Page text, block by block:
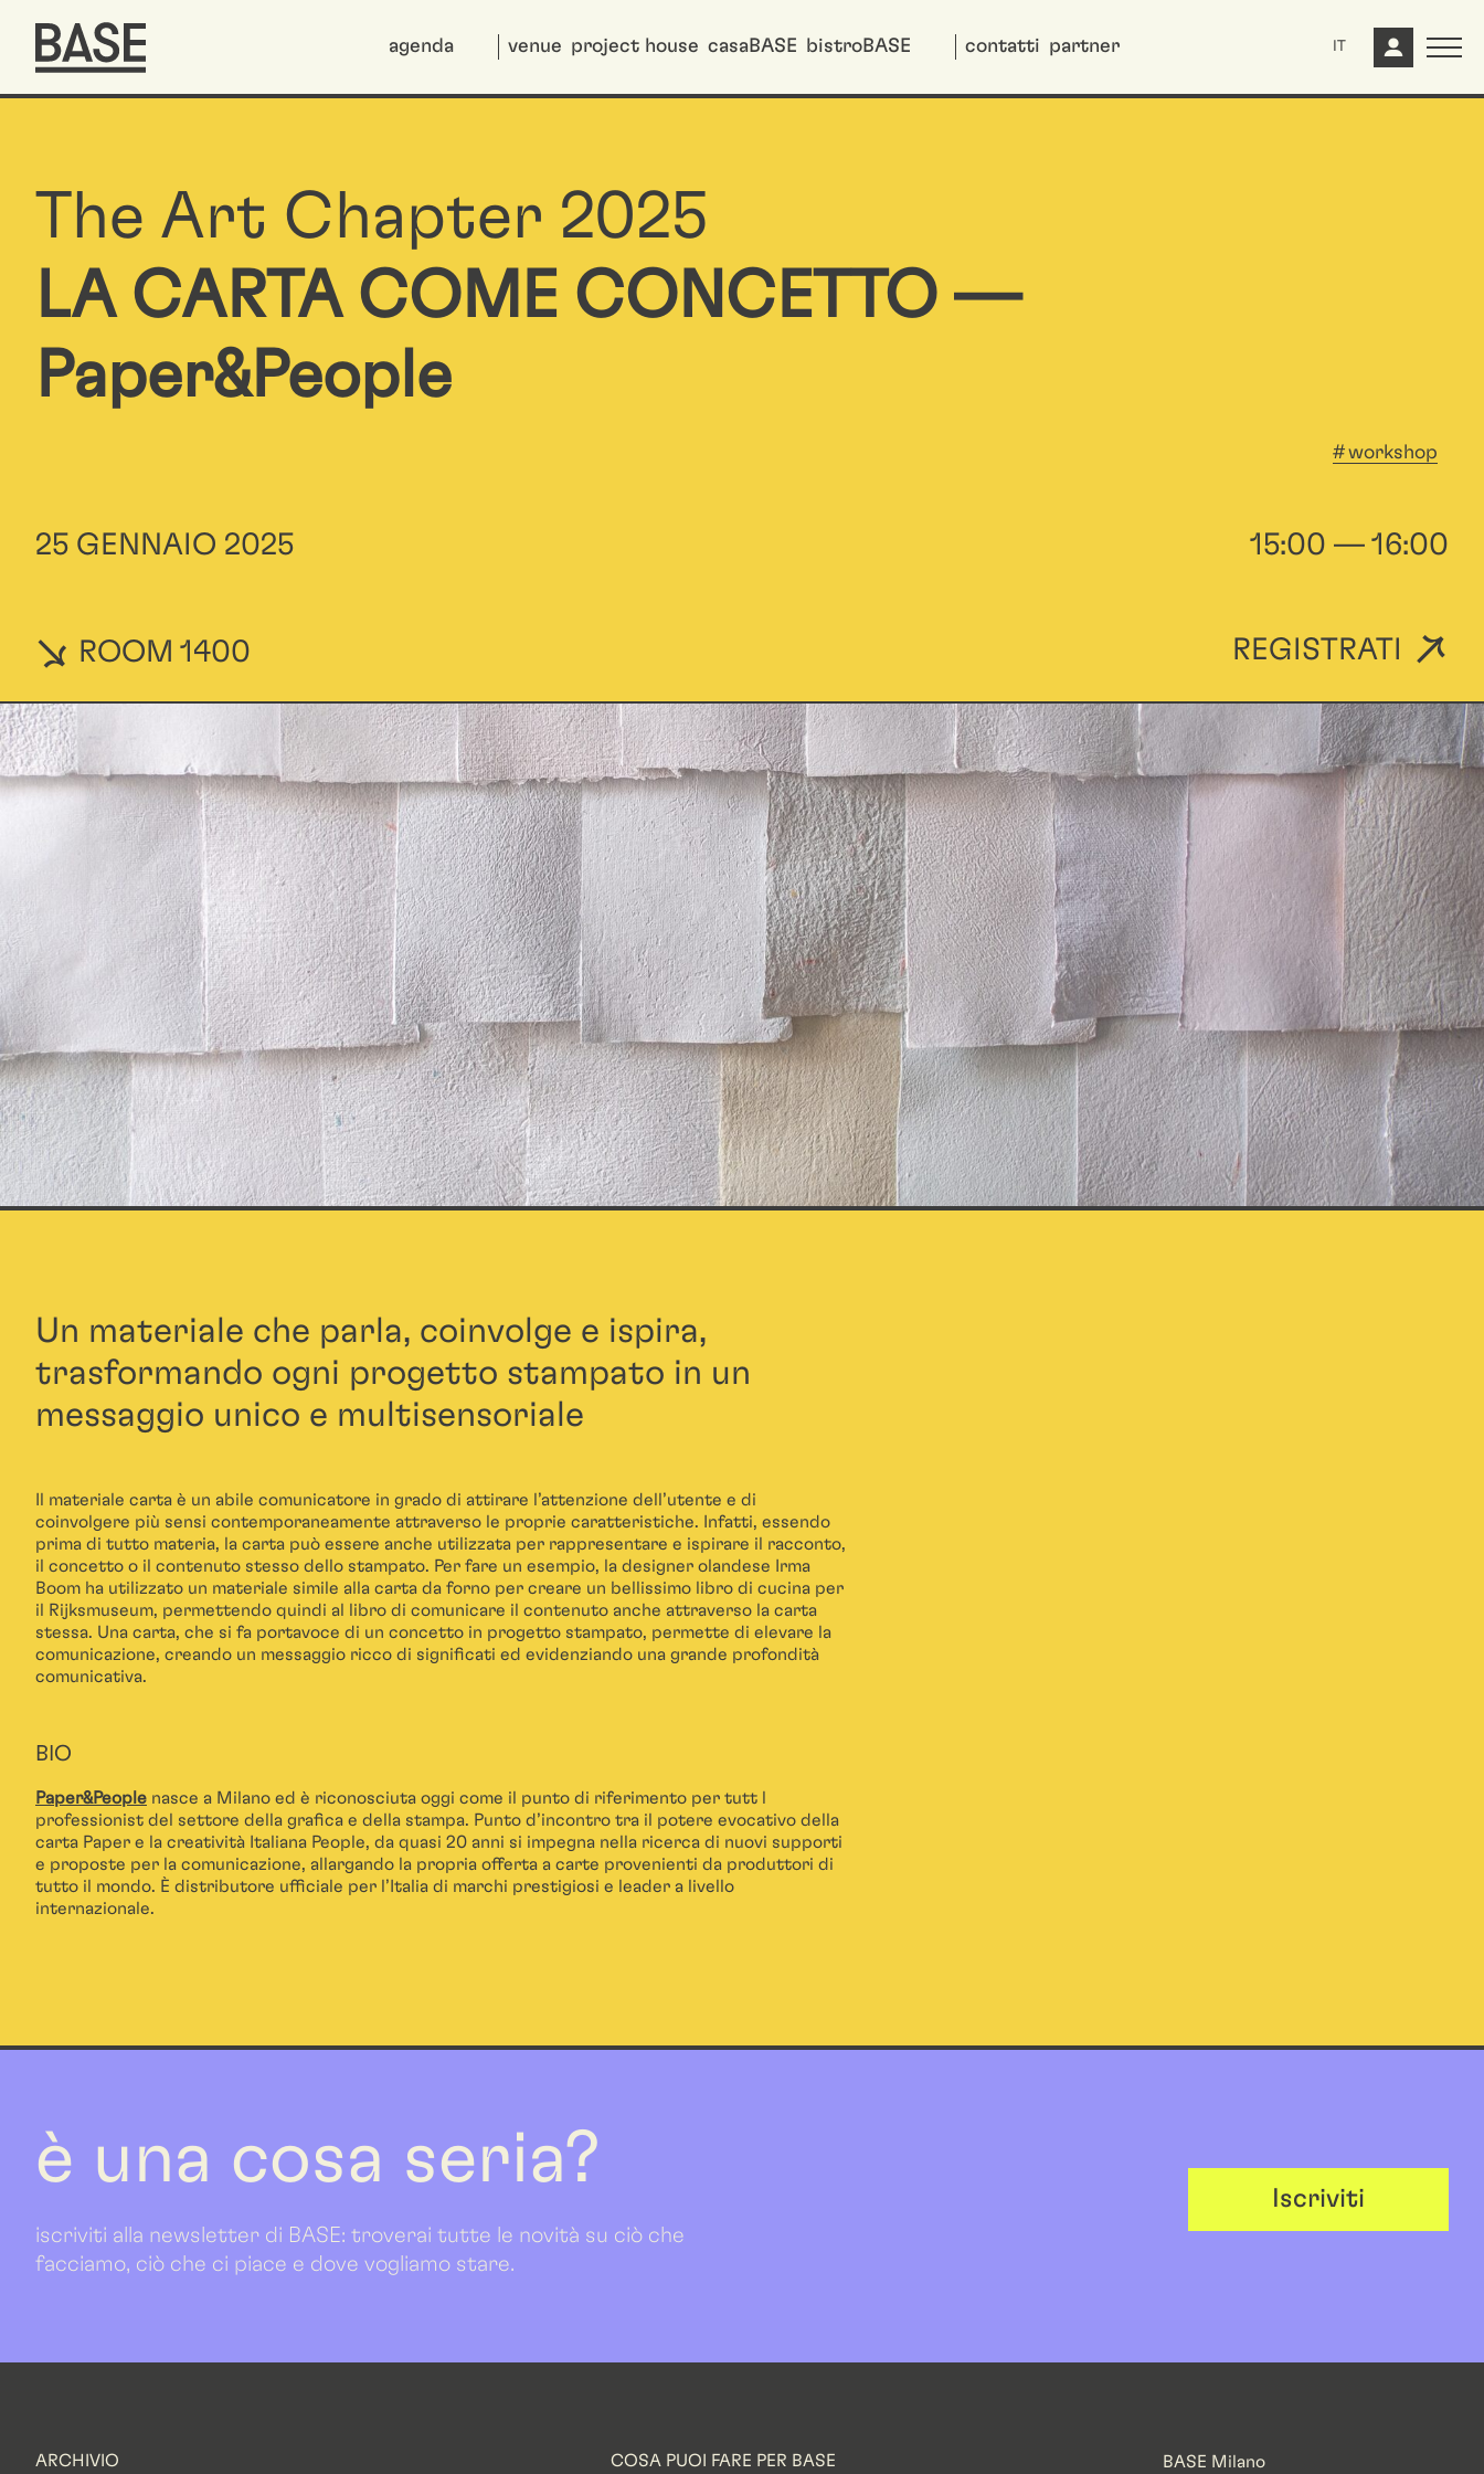
agenda venue project house casaBASE bistroBASE contatti partner IT
The Art Chapter 2025
LA CARTA COME CONCETTO —
Paper&People
workshop
25 GENNAIO 2025 15:00 — 16:00
ROOM 1400 REGISTRATI
Un materiale che parla, coinvolge e ispira,
trasformando ogni progetto stampato in un
messaggio unico e multisensoriale
Il materiale carta è un abile comunicatore in grado di attirare l’attenzione dell’utente e di
coinvolgere più sensi contemporaneamente attraverso le proprie caratteristiche. Infatti, essendo
prima di tutto materia, la carta può essere anche utilizzata per rappresentare e ispirare il racconto,
il concetto o il contenuto stesso dello stampato. Per fare un esempio, la designer olandese Irma
Boom ha utilizzato un materiale simile alla carta da forno per creare un bellissimo libro di cucina per
il Rijksmuseum, permettendo quindi al libro di comunicare il contenuto anche attraverso la carta
stessa. Una carta, che si fa portavoce di un concetto in progetto stampato, permette di elevare la
comunicazione, creando un messaggio ricco di significati ed evidenziando una grande profondità
comunicativa.
BIO
Paper&People nasce a Milano ed è riconosciuta oggi come il punto di riferimento per tutt l
professionist del settore della grafica e della stampa. Punto d’incontro tra il potere evocativo della
carta Paper e la creatività Italiana People, da quasi 20 anni si impegna nella ricerca di nuovi supporti
e proposte per la comunicazione, allargando la propria offerta a carte provenienti da produttori di
tutto il mondo. È distributore ufficiale per l’Italia di marchi prestigiosi e leader a livello
internazionale.
è una cosa seria?
iscriviti alla newsletter di BASE: troverai tutte le novità su ciò che
facciamo, ciò che ci piace e dove vogliamo stare.
Iscriviti
ARCHIVIO COSA PUOI FARE PER BASE BASE Milano